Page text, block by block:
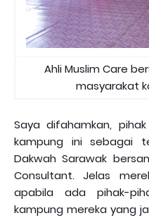
Ahli Muslim Care
masyarakat
Saya difahamkan,
kampung ini sebagai
Dakwah Sarawak
Consultant. Jelas
apabila ada pihak-
kampung mereka yang